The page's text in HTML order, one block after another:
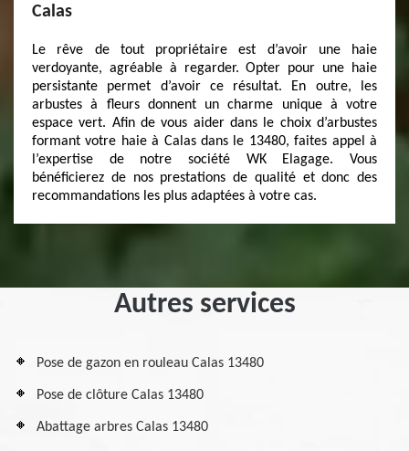
Calas
Le rêve de tout propriétaire est d’avoir une haie
verdoyante, agréable à regarder. Opter pour une haie
persistante permet d’avoir ce résultat. En outre, les
arbustes à fleurs donnent un charme unique à votre
espace vert. Afin de vous aider dans le choix d’arbustes
formant votre haie à Calas dans le 13480, faites appel à
l’expertise de notre société WK Elagage. Vous
bénéficierez de nos prestations de qualité et donc des
recommandations les plus adaptées à votre cas.
Autres services
Pose de gazon en rouleau Calas 13480
Pose de clôture Calas 13480
Abattage arbres Calas 13480